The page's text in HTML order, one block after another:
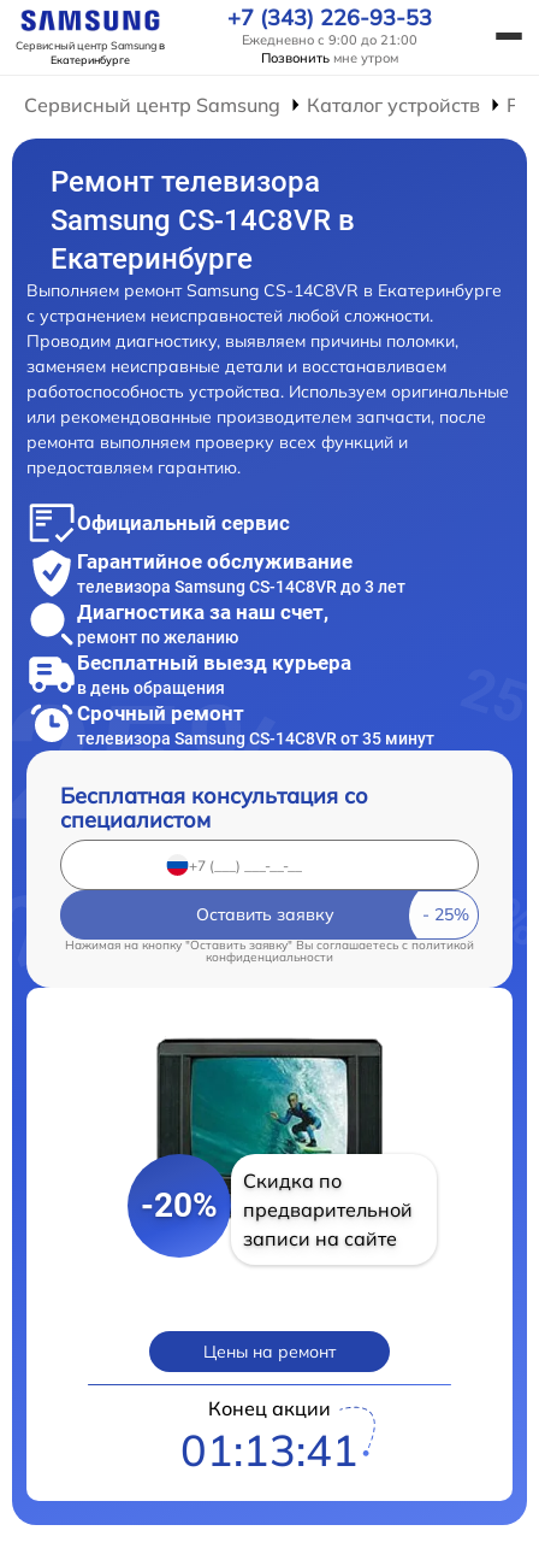
Сервисный центр Samsungв
Екатеринбурге
+7 (343) 226-93-53
Ежедневно с 9:00 до 21:00
Позвонить мне утром
Сервисный центр Samsung Каталог устройств
Ремонт телевизора
Samsung CS-14C8VR в
Екатеринбурге
Выполняем ремонт Samsung CS-14C8VR в Екатеринбурге
с устранением неисправностей любой сложности.
Проводим диагностику, выявляем причины поломки,
заменяем неисправные детали и восстанавливаем
работоспособность устройства. Используем оригинальные
или рекомендованные производителем запчасти, после
ремонта выполняем проверку всех функций и
предоставляем гарантию.
Официальный сервис
Гарантийное обслуживание
телевизора Samsung CS-14C8VR до 3 лет
Диагностика за наш счет,
ремонт по желанию
Бесплатный выезд курьера
в день обращения
Срочный ремонт
телевизора Samsung CS-14C8VR от 35 минут
Бесплатная консультация со
специалистом
Оставить заявку
Нажимая на кнопку "Оставить заявку" Вы соглашаетесь c политикой
конфиденциальности
-20%
Скидка по
предварительной
записи на сайте
Цены на ремонт
Конец акции
01:13:40